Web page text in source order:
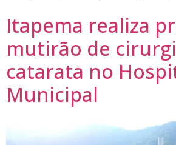
Itapema realiza
mutirão de
catarata no
Municipal